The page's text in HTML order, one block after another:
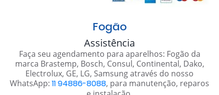
Fogão
Assistência
Faça seu agendamento para aparelhos: Fogão da
marca Brastemp, Bosch, Consul, Continental, Dako,
Electrolux, GE, LG, Samsung através do nosso
WhatsApp: 11 94886-8088, para manutenção, reparos